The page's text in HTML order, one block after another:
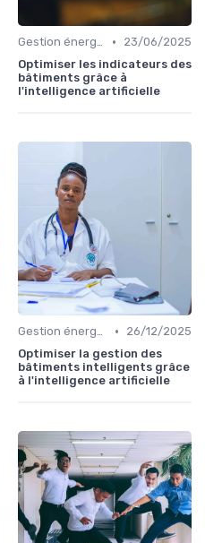
Gestion énergétique •
23/06/2025
Optimiser les indicateurs des
bâtiments grâce à
l'intelligence artificielle
Gestion énergétique •
26/12/2025
Optimiser la gestion des
bâtiments intelligents grâce
à l'intelligence artificielle